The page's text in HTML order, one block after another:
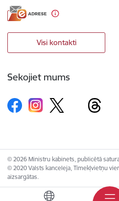
Visi kontakti
Sekojiet mums
© 2026 Ministru kabinets, publicētā
© 2020 Valsts kanceleja, Tīmekļvietņu
aizsargātas.